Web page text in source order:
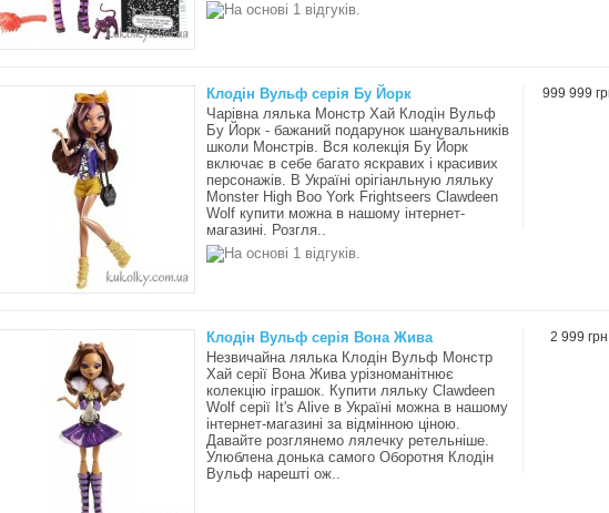
999 999
Клодін Вульф серія Бу Йорк
Чарівна лялька Монстр Хай Клодін Вульф
Бу Йорк - бажаний подарунок шанувальників
школи Монстрів. Вся колекція Бу Йорк
включає в себе багато яскравих і красивих
персонажів. В Україні орігіанльную ляльку
Monster High Boo York Frightseers Clawdeen
Wolf купити можна в нашому інтернет-
магазині. Розгля..
2 999 грн
Клодін Вульф серія Вона Жива
Незвичайна лялька Клодін Вульф Монстр
Хай серії Вона Жива урізноманітнює
колекцію іграшок. Купити ляльку Clawdeen
Wolf серії It's Alive в Україні можна в нашому
інтернет-магазині за відмінною ціною.
Давайте розглянемо лялечку ретельніше.
Улюблена донька самого Оборотня Клодін
Вульф нарешті ож..